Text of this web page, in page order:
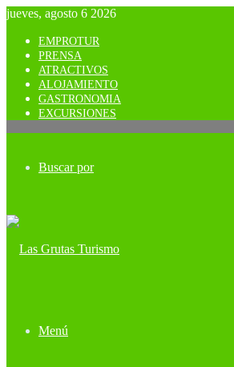
jueves, agosto 6 2026
EMPROTUR
PRENSA
ATRACTIVOS
ALOJAMIENTO
GASTRONOMIA
EXCURSIONES
Buscar por
Menú